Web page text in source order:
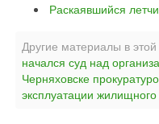
Раскаявшийся
Другие материалы в этой
начался суд над
Черняховске
эксплуатации